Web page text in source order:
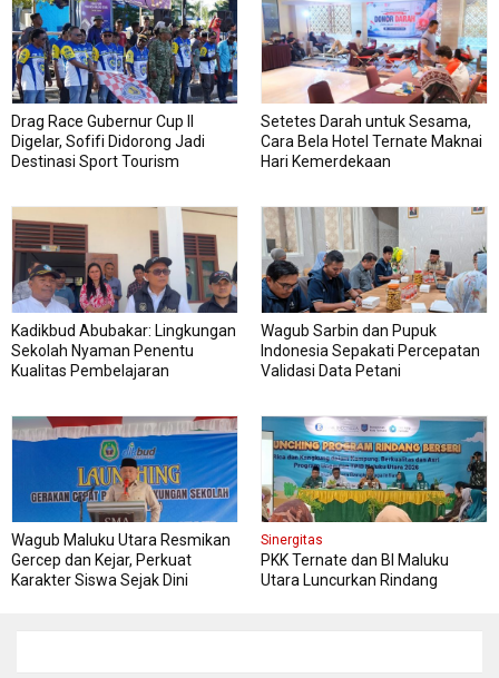
Drag Race Gubernur Cup II
Digelar, Sofifi Didorong Jadi
Destinasi Sport Tourism
Setetes Darah untuk Sesama,
Cara Bela Hotel Ternate Maknai
Hari Kemerdekaan
Kadikbud Abubakar: Lingkungan
Sekolah Nyaman Penentu
Kualitas Pembelajaran
Wagub Sarbin dan Pupuk
Indonesia Sepakati Percepatan
Validasi Data Petani
Wagub Maluku Utara Resmikan
Gercep dan Kejar, Perkuat
Karakter Siswa Sejak Dini
Sinergitas
PKK Ternate dan BI Maluku
Utara Luncurkan Rindang